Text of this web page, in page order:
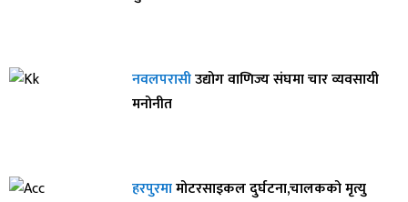
नवलपरासीउद्योग वाणिज्य संघमा चार व्यवसायी
मनोनीत
हरपुरमामोटरसाइकल दुर्घटना,चालकको मृत्यु